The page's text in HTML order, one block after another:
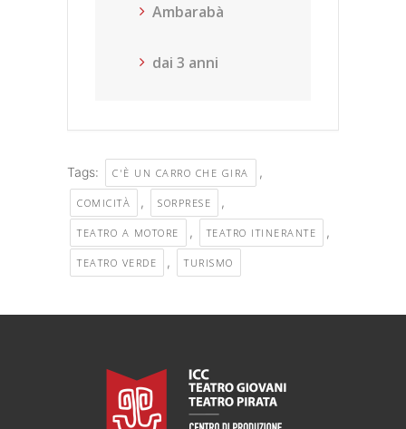
Ambarabà
dai 3 anni
Tags: C'È UN CARRO CHE GIRA ,
COMICITÀ , SORPRESE ,
TEATRO A MOTORE , TEATRO ITINERANTE ,
TEATRO VERDE , TURISMO